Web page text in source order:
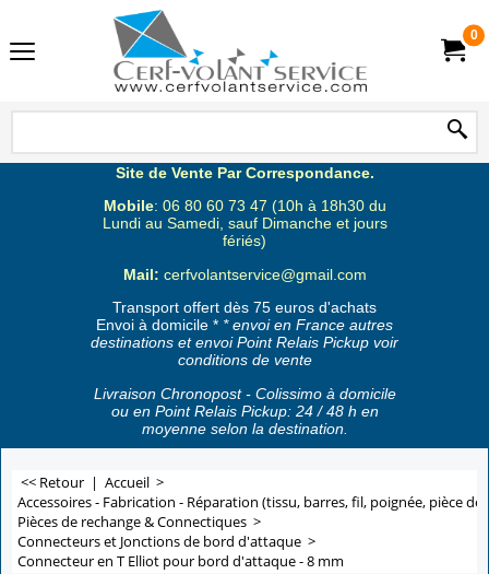
0
Site de Vente Par Correspondance.
Mobile: 06 80 60 73 47 (10h à 18h30 du
Lundi au Samedi, sauf Dimanche et jours
fériés)
Mail: cerfvolantservice@gmail.com
Transport offert dès 75 euros d'achats
Envoi à domicile * * envoi en France autres
destinations et envoi Point Relais Pickup voir
conditions de vente
Livraison Chronopost - Colissimo à domicile
ou en Point Relais Pickup: 24 / 48 h en
moyenne selon la destination.
<< Retour | Accueil >
Accessoires - Fabrication - Réparation (tissu, barres, fil, poignée, pièce de
Pièces de rechange & Connectiques >
Connecteurs et Jonctions de bord d'attaque >
Connecteur en T Elliot pour bord d'attaque - 8 mm